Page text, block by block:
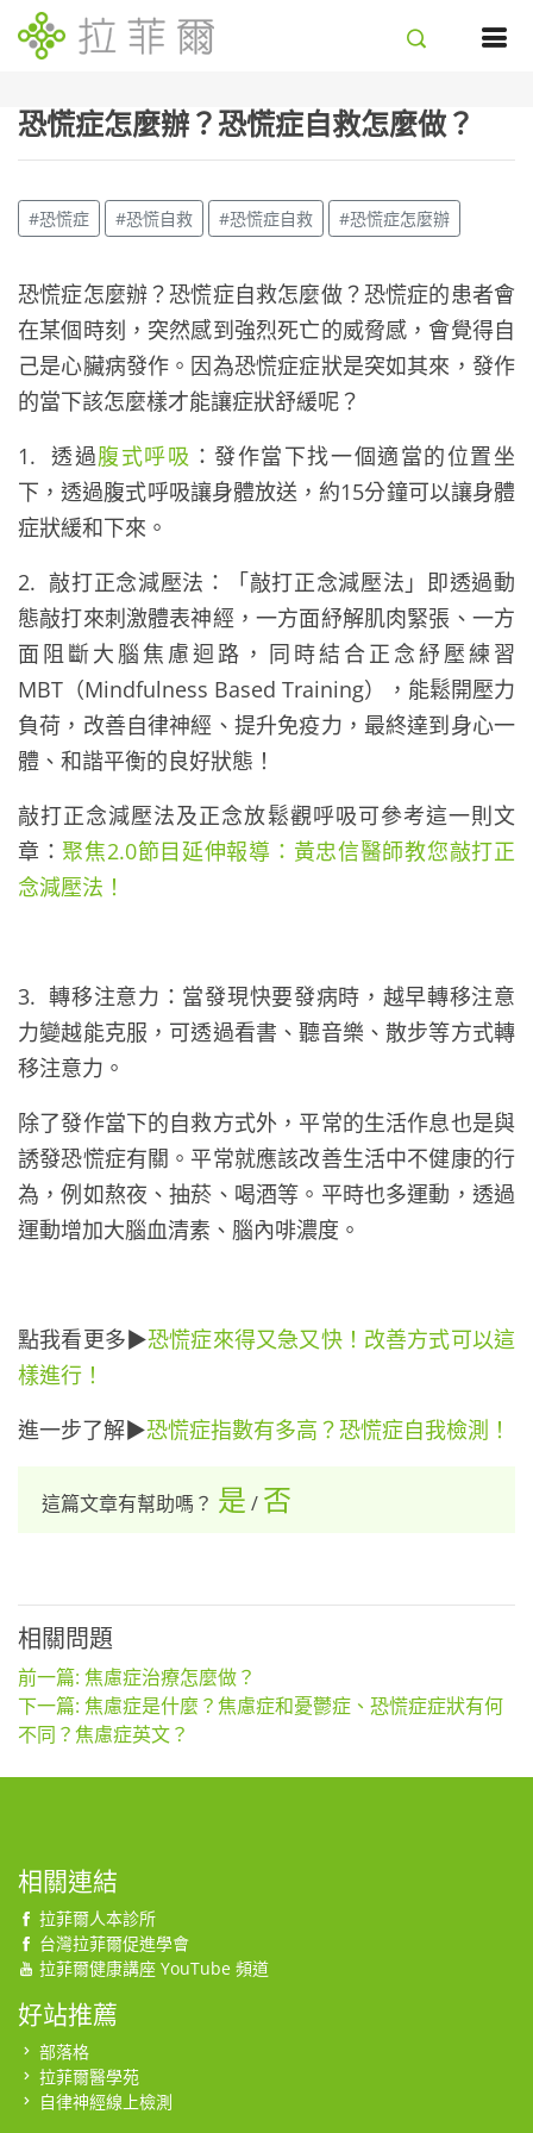
恐慌症怎麼辦？恐慌症自救怎麼做？
#恐慌症 #恐慌自救 #恐慌症自救 #恐慌症怎麼辦
恐慌症怎麼辦？恐慌症自救怎麼做？恐慌症的患者會
在某個時刻，突然感到強烈死亡的威脅感，會覺得自
己是心臟病發作。因為恐慌症症狀是突如其來，發作
的當下該怎麼樣才能讓症狀舒緩呢？
1. 透過腹式呼吸 ：發作當下找一個適當的位置坐
下，透過腹式呼吸讓身體放送，約15分鐘可以讓身體
症狀緩和下來。
2. 敲打正念減壓法：「敲打正念減壓法」即透過動
態敲打來刺激體表神經，一方面紓解肌肉緊張、一方
面阻斷大腦焦慮迴路，同時結合正念紓壓練習
MBT（Mindfulness Based Training），能鬆開壓力
負荷，改善自律神經、提升免疫力，最終達到身心一
體、和諧平衡的良好狀態！
敲打正念減壓法及正念放鬆觀呼吸可參考這一則文
章：聚焦2.0節目延伸報導：黃忠信醫師教您敲打正
念減壓法！
3. 轉移注意力：當發現快要發病時，越早轉移注意
力變越能克服，可透過看書、聽音樂、散步等方式轉
移注意力。
除了發作當下的自救方式外，平常的生活作息也是與
誘發恐慌症有關。平常就應該改善生活中不健康的行
為，例如熬夜、抽菸、喝酒等。平時也多運動，透過
運動增加大腦血清素、腦內啡濃度。
點我看更多▶恐慌症來得又急又快！改善方式可以這
樣進行！
進一步了解▶恐慌症指數有多高？恐慌症自我檢測！
這篇文章有幫助嗎？ 是 / 否
相關問題
前一篇: 焦慮症治療怎麼做？
下一篇: 焦慮症是什麼？焦慮症和憂鬱症、恐慌症症狀有何
不同？焦慮症英文？
相關連結
拉菲爾人本診所
台灣拉菲爾促進學會
拉菲爾健康講座 YouTube 頻道
好站推薦
部落格
拉菲爾醫學苑
自律神經線上檢測